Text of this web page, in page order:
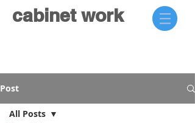
cabinet work
Post
All Posts